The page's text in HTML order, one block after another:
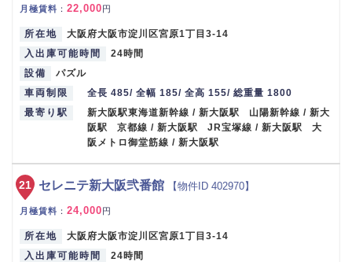
月極賃料 ： 22,000円
所在地
大阪府大阪市淀川区宮原1丁目3-14
入出庫可能時間
24時間
設備
パズル
車両制限
全長 485/ 全幅 185/ 全高 155/ 総重量 1800
最寄り駅
新大阪駅東海道新幹線 / 新大阪駅 山陽新幹線 / 新大
阪駅 京都線 / 新大阪駅 JR宝塚線 / 新大阪駅 大
阪メトロ御堂筋線 / 新大阪駅
セレニテ新大阪弐番館 【物件ID 402970】
月極賃料 ： 24,000 円
所在地
大阪府大阪市淀川区宮原1丁目3-14
入出庫可能時間
24時間
21